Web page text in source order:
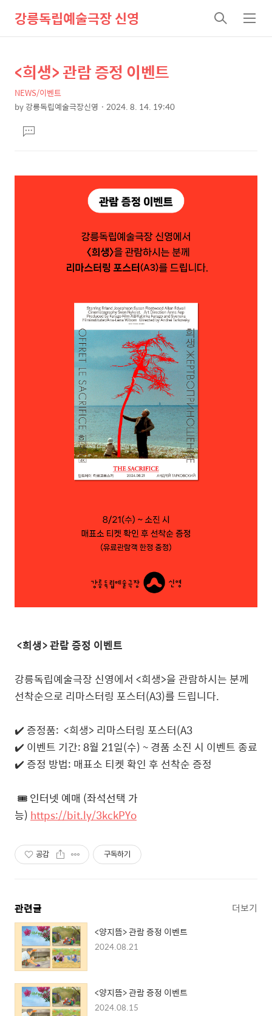
강릉독립예술극장 신영
검
색
메
뉴
상
세
컨
텐
츠
본
제
목
<희생> 관람 증정 이벤트
NEWS/이벤트
by강릉독립예술극장신영 2024. 8. 14. 19:40
문댓
글
<희생> 관람 증정 이벤트
강릉독립예술극장 신영에서 <희생>을 관람하시는 분께
선착순으로 리마스터링 포스터(A3)를 드립니다.
✔️ 증정품: <희생> 리마스터링 포스터(A3
✔️ 이벤트 기간: 8월 21일(수) ~ 경품 소진 시 이벤트 종료
✔️ 증정 방법: 매표소 티켓 확인 후 선착순 증정
🎟️ 인터넷 예매 (좌석선택 가
능) https://bit.ly/3kckPYo
공감 구독하기
관련글 더보기
<양지뜸> 관람 증정 이벤트
2024.08.21
<양지뜸> 관람 증정 이벤트
2024.08.15